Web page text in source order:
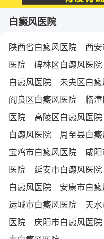
白癜风医院
陕西省白癜风医院 西
医院
碑林区白癜风医院
白癜风医院
未央区白
阎良区白癜风医院
临
医院
高陵区白癜风医院
白癜风医院
周至县白
宝鸡市白癜风医院
咸
医院
延安市白癜风医院
白癜风医院
安康市白
运城市白癜风医院
天
医院
庆阳市白癜风医院